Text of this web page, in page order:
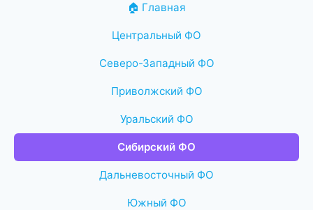
🏠 Главная
Центральный ФО
Северо-Западный ФО
Приволжский ФО
Уральский ФО
Сибирский ФО
Дальневосточный ФО
Южный ФО